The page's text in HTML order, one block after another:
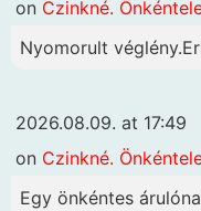
on Czinkné.
Nyomorult
2026.08.09. at 17:49
on Czinkné.
Egy önkéntes